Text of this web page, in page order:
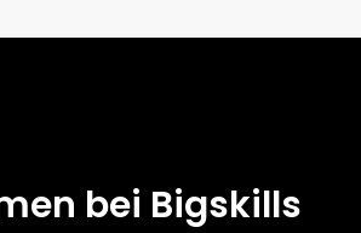
bei Bigskills